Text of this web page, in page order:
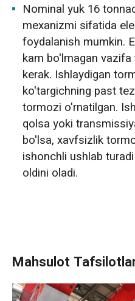
Nominal yuk 16
mexanizmi sifatida
foydalanish mumkin.
kam bo'lmagan
kerak. Ishlaydigan
ko'targichning past
tormozi o'rnatilgan.
qolsa yoki
bo'lsa, xavfsizlik
ishonchli ushlab
oldini oladi.
Mahsulot